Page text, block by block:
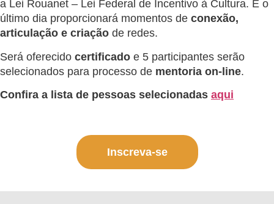
a Lei Rouanet – Lei Federal de Incentivo à Cultura. E o
último dia proporcionará momentos de conexão,
articulação e criação de redes.
Será oferecido certificado e 5 participantes serão
selecionados para processo de mentoria on-line.
Confira a lista de pessoas selecionadas aqui
Inscreva-se